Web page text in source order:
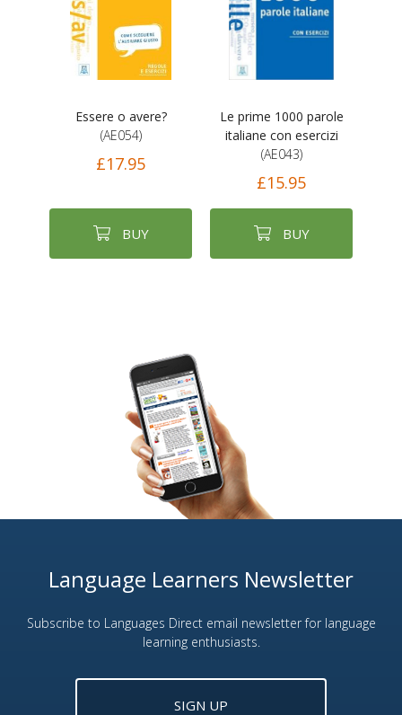
Essere o avere?
(AE054)
£17.95
BUY
Le prime 1000 parole
italiane con esercizi
(AE043)
£15.95
BUY
Language Learners Newsletter
Subscribe to Languages Direct email newsletter for language
learning enthusiasts.
SIGN UP